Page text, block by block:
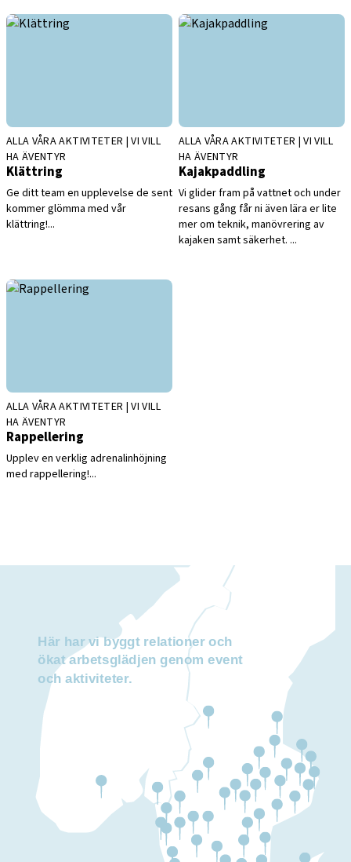
ALLA VÅRA AKTIVITETER | VI VILL
HA ÄVENTYR
Klättring
Ge ditt team en upplevelse de sent
kommer glömma med vår
klättring!...
ALLA VÅRA AKTIVITETER | VI VILL
HA ÄVENTYR
Kajakpaddling
Vi glider fram på vattnet och under
resans gång får ni även lära er lite
mer om teknik, manövrering av
kajaken samt säkerhet. ...
ALLA VÅRA AKTIVITETER | VI VILL
HA ÄVENTYR
Rappellering
Upplev en verklig adrenalinhöjning
med rappellering!...
Här har vi byggt relationer och
ö kat arbetsg läd jen genom event
och aktiviteter.